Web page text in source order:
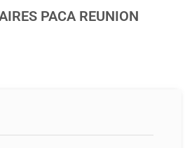
PACA REUNION